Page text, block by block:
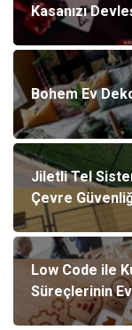
Kasanızı
Bohem Ev
Jiletli Tel
Çevre
Low Code ile
Süreçlerinin